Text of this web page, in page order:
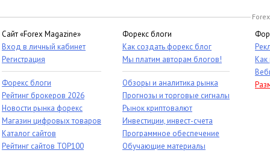
Сайт «Forex Magazine»
Вход в личный кабинет
Регистрация
Форекс блоги
Рейтинг брокеров 2026
Новости рынка форекс
Магазин цифровых товаров
Каталог сайтов
Рейтинг сайтов TOP100
Форекс блоги
Как создать форекс блог
Мы платим авторам блогов!
Обзоры и аналитика рынка
Прогнозы и торговые сигналы
Рынок криптовалют
Инвестиции, инвест-счета
Программное обеспечение
Обучающие материалы
Как